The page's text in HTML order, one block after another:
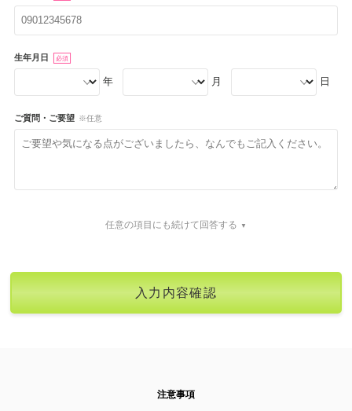
生年月日 必須
年 月 日
ご質問・ご要望 ※任意
任意の項目にも続けて回答する
注意事項